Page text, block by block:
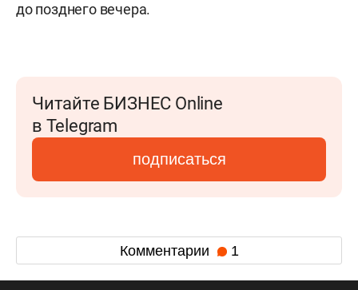
до позднего вечера.
Читайте БИЗНЕС Online
в Telegram
подписаться
Комментарии 1